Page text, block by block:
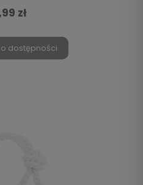
zł
dostępności